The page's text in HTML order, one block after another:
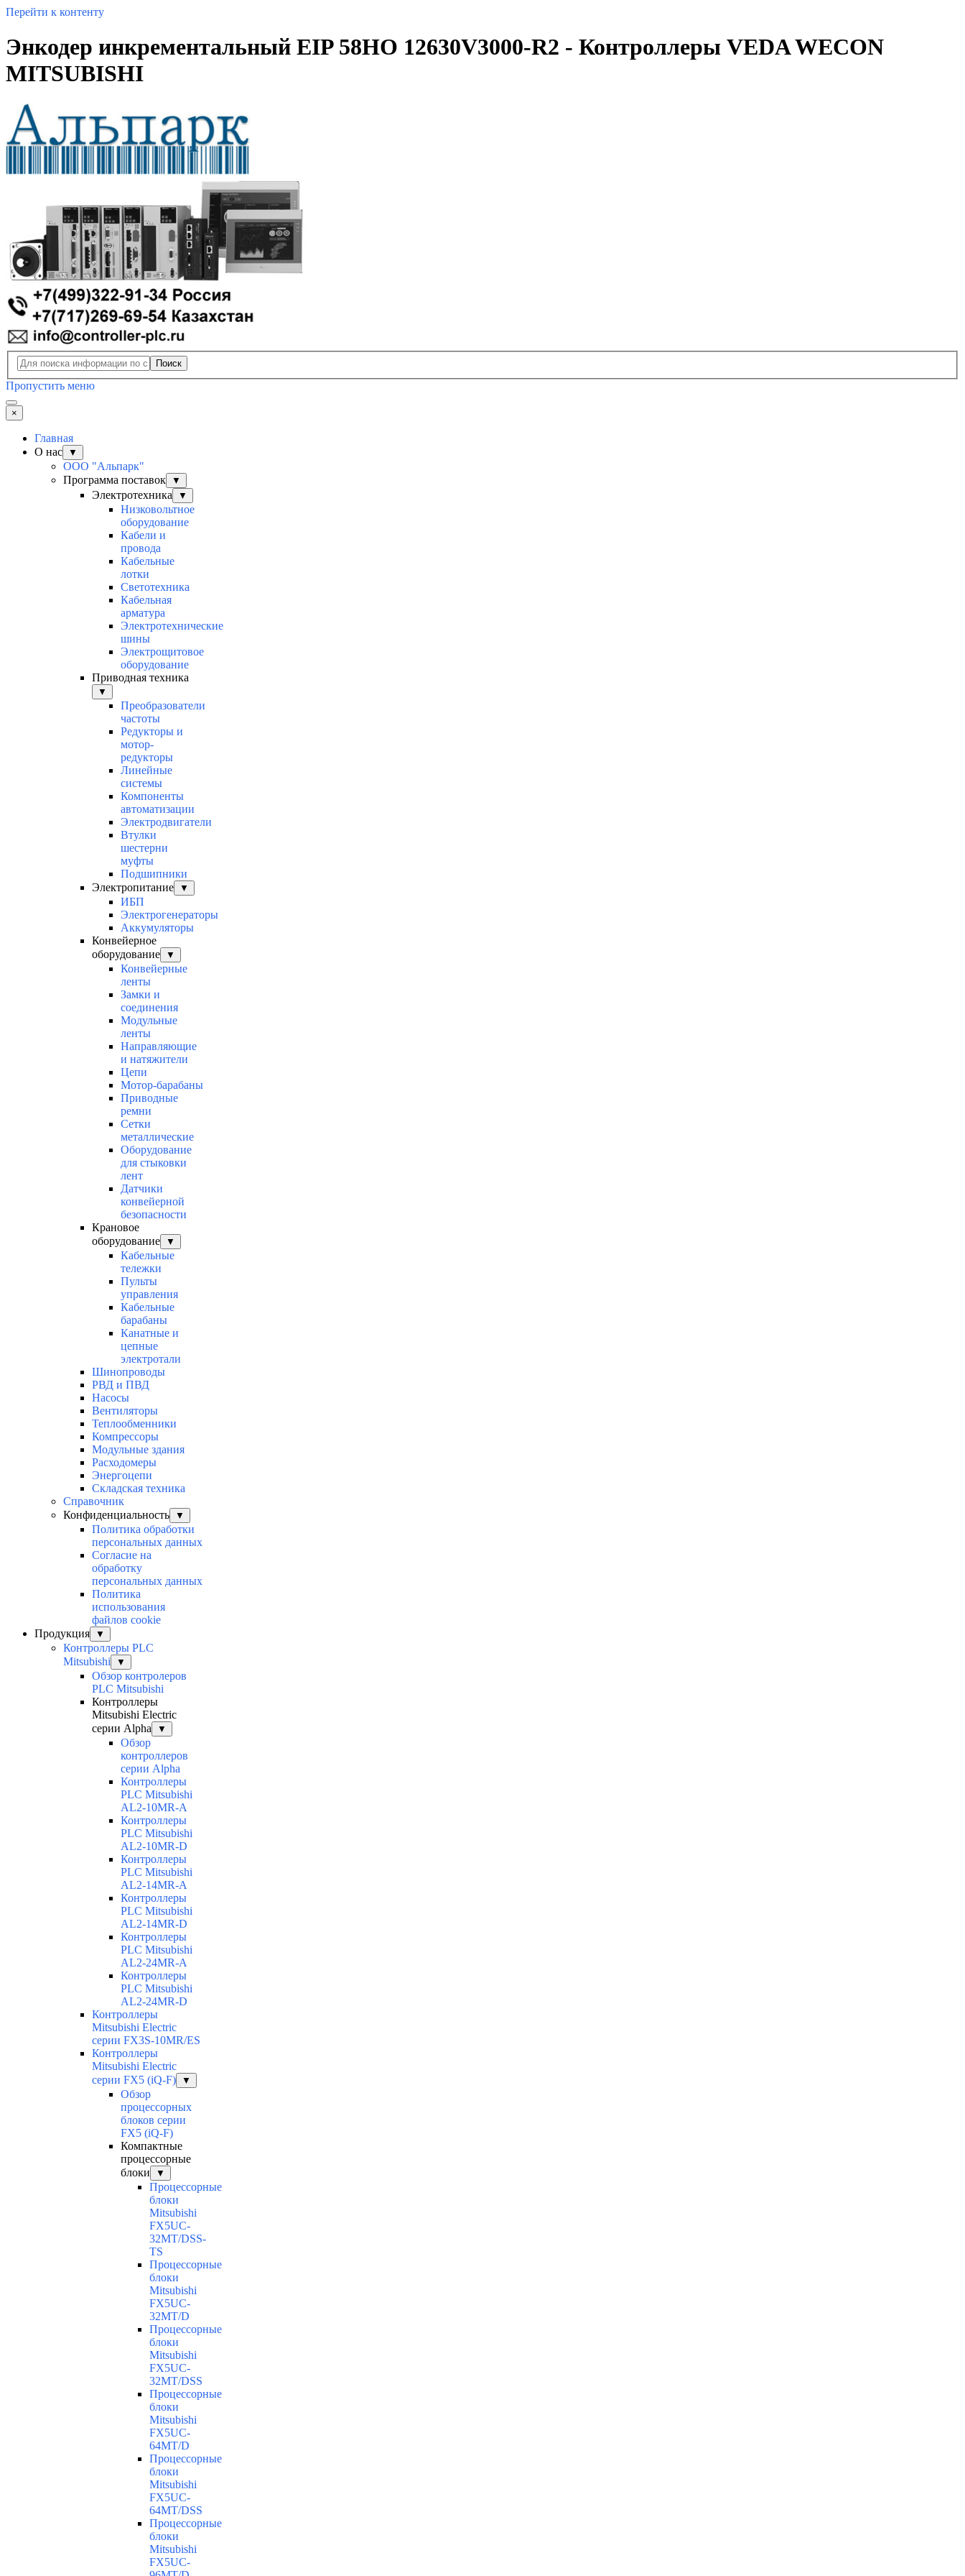
Перейти к контенту
Энкодер инкрементальный EIP 58HO 12630V3000-R2 - Контроллеры VEDA WECON
MITSUBISHI
Поиск
Пропустить меню
×
Главная
О нас
▼
ООО "Альпарк"
Программа поставок
▼
Электротехника ▼
Низковольтное
оборудование
Кабели и
провода
Кабельные
лотки
Светотехника
Кабельная
арматура
Электротехнические
шины
Электрощитовое
оборудование
Приводная техника
▼
Преобразователи
частоты
Редукторы и
мотор-
редукторы
Линейные
системы
Компоненты
автоматизации
Электродвигатели
Втулки
шестерни
муфты
Подшипники
Электропитание
▼
ИБП
Электрогенераторы
Аккумуляторы
Конвейерное
оборудование
▼
Конвейерные
ленты
Замки и
соединения
Модульные
ленты
Направляющие
и натяжители
Цепи
Мотор-барабаны
Приводные
ремни
Сетки
металлические
Оборудование
для стыковки
лент
Датчики
конвейерной
безопасности
Крановое
оборудование
▼
Кабельные
тележки
Пульты
управления
Кабельные
барабаны
Канатные и
цепные
электротали
Шинопроводы
РВД и ПВД
Насосы
Вентиляторы
Теплообменники
Компрессоры
Модульные здания
Расходомеры
Энергоцепи
Складская техника
Справочник
Конфиденциальность
▼
Политика обработки
персональных данных
Согласие на
обработку
персональных данных
Политика
использования
файлов cookie
Продукция
▼
Контроллеры PLC
Mitsubishi
▼
Обзор контролеров
PLC Mitsubishi
Контроллеры
Mitsubishi Electric
серии Alpha
▼
Обзор
контроллеров
серии Alpha
Контроллеры
PLC Mitsubishi
AL2-10MR-A
Контроллеры
PLC Mitsubishi
AL2-10MR-D
Контроллеры
PLC Mitsubishi
AL2-14MR-A
Контроллеры
PLC Mitsubishi
AL2-14MR-D
Контроллеры
PLC Mitsubishi
AL2-24MR-A
Контроллеры
PLC Mitsubishi
AL2-24MR-D
Контроллеры
Mitsubishi Electric
серии FX3S-10MR/ES
Контроллеры
Mitsubishi Electric
серии FX5 (iQ-F)
▼
Обзор
процессорных
блоков серии
FX5 (iQ-F)
Компактные
процессорные
блоки
▼
Процессорные
блоки
Mitsubishi
FX5UC-
32MT/DSS-
TS
Процессорные
блоки
Mitsubishi
FX5UC-
32MT/D
Процессорные
блоки
Mitsubishi
FX5UC-
32MT/DSS
Процессорные
блоки
Mitsubishi
FX5UC-
64MT/D
Процессорные
блоки
Mitsubishi
FX5UC-
64MT/DSS
Процессорные
блоки
Mitsubishi
FX5UC-